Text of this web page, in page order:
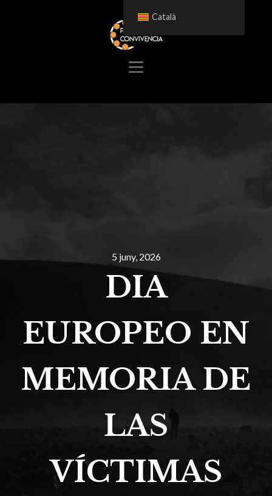
5 juny, 2026
DIA
EUROPEO EN
MEMORIA DE
LAS
VÍCTIMAS
Català